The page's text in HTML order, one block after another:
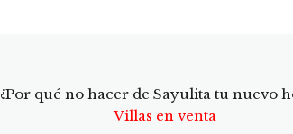
¿Por qué no hacer de Sayulita tu nuevo
Villas en venta